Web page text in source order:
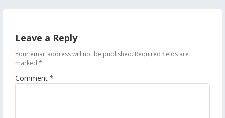
Leave a Reply
Your email address will not be published. Required fields are
marked *
Comment *